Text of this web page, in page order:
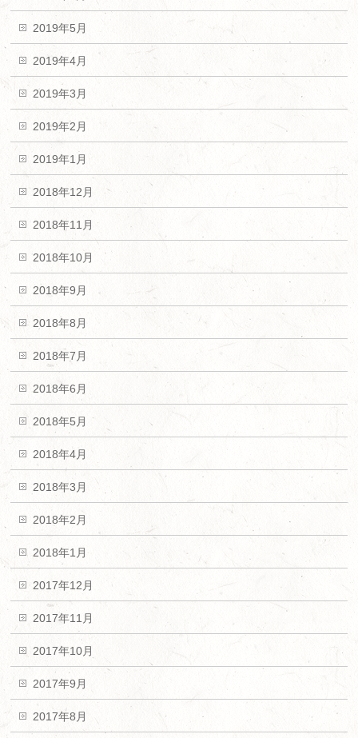
2019年5月
2019年4月
2019年3月
2019年2月
2019年1月
2018年12月
2018年11月
2018年10月
2018年9月
2018年8月
2018年7月
2018年6月
2018年5月
2018年4月
2018年3月
2018年2月
2018年1月
2017年12月
2017年11月
2017年10月
2017年9月
2017年8月